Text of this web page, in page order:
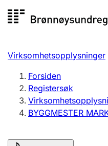
Registersøk
Aksjeselskap
Enkeltpersonforetak
Registrere, endre,
Virksomhetsopplysninger
Forsiden
Registersøk
BYGGMESTER